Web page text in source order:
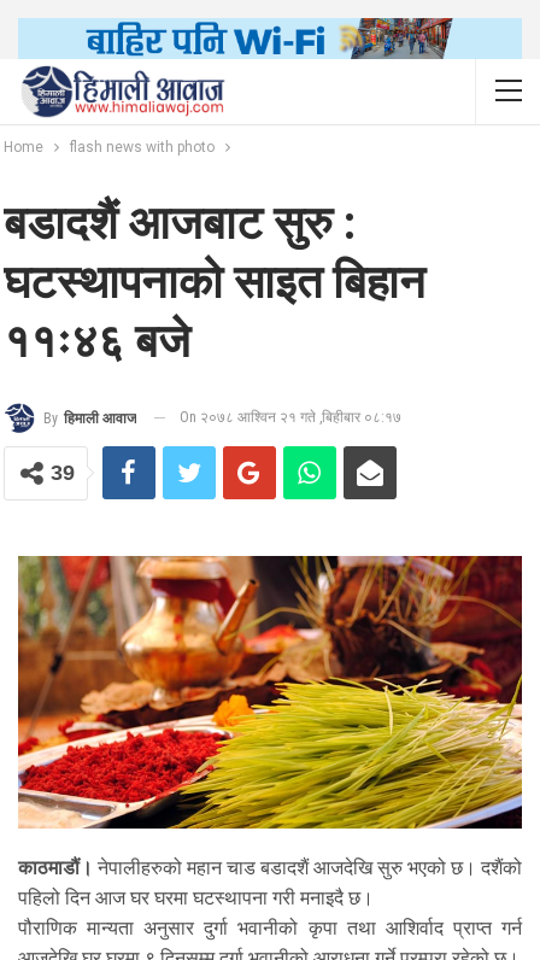
Home flash news with photo
बडादशैं आजबाट सुरु :
घटस्थापनाको साइत बिहान
११ः४६ बजे
By हिमाली आवाज On २०७८ आश्विन २१ गते ,बिहीबार ०८:१७
39
काठमाडौं। नेपालीहरुको महान चाड बडादशैं आजदेखि सुरु भएको छ। दशैंको
पहिलो दिन आज घर घरमा घटस्थापना गरी मनाइदै छ।
पौराणिक मान्यता अनुसार दुर्गा भवानीको कृपा तथा आशिर्वाद प्राप्त गर्न